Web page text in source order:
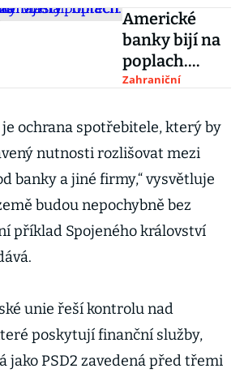
Americké
banky bijí na
poplach.
Walmart
vlastní
fintech start-
exmanažery
Goldman
Sachs
Zahraniční
je ochrana spotřebitele, který by
nutnosti rozlišovat mezi
banky a jiné firmy,“ vysvětluje
budou nepochybně bez
příklad Spojeného království
unie řeší kontrolu nad
poskytují finanční služby,
jako PSD2 zavedená před třemi